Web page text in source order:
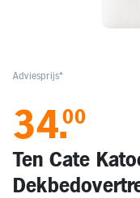
Kids en Baby
Persoonlijke
Onderweg en
Ten Cate
34.00
Adviesprijs*